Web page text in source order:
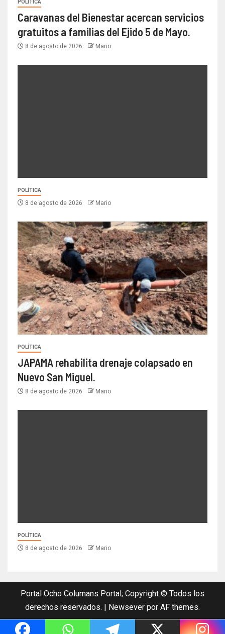
POLÍTICA
Caravanas del Bienestar acercan servicios
gratuitos a familias del Ejido 5 de Mayo.
8 de agosto de 2026 Mario
POLÍTICA
8 de agosto de 2026 Mario
POLÍTICA
JAPAMA rehabilita drenaje colapsado en
Nuevo San Miguel.
8 de agosto de 2026 Mario
POLÍTICA
8 de agosto de 2026 Mario
Portal Ocho Columans Portal; Copyright © Todos los
derechos reservados. | Newsever por AF themes.